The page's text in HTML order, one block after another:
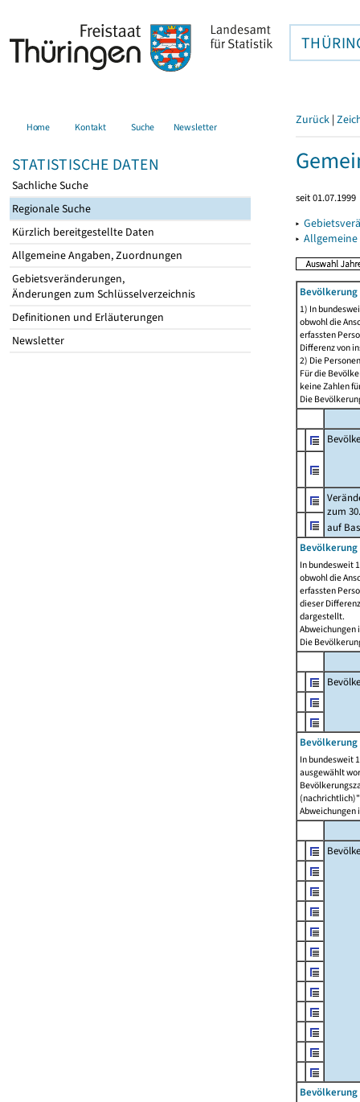
Home Kontakt Suche Newsletter
STATISTISCHE DATEN
Sachliche Suche
Regionale Suche
Kürzlich bereitgestellte Daten
Allgemeine Angaben, Zuordnungen
Gebietsveränderungen,
Änderungen zum Schlüsselverzeichnis
Definitionen und Erläuterungen
Newsletter
Zurück |
seit 01.07.1999
▸
▸
1) In
obwohl die
erfassten
Differenz von
2) Die
Für die
keine Zahlen
Die
zum
auf
Bevölkerung
In bundesweit
obwohl die
erfassten
dieser
dargestellt.
Abweichungen
Die
In bundesweit
ausgewählt
Abweichungen